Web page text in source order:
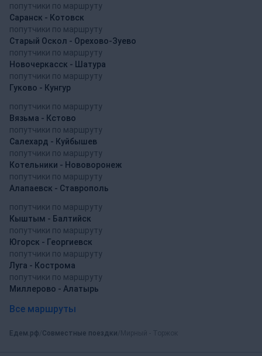
попутчики по маршруту
Саранск - Котовск
попутчики по маршруту
Старый Оскол - Орехово-Зуево
попутчики по маршруту
Новочеркасск - Шатура
попутчики по маршруту
Гуково - Кунгур
попутчики по маршруту
Вязьма - Кстово
попутчики по маршруту
Салехард - Куйбышев
попутчики по маршруту
Котельники - Нововоронеж
попутчики по маршруту
Алапаевск - Ставрополь
попутчики по маршруту
Кыштым - Балтийск
попутчики по маршруту
Югорск - Георгиевск
попутчики по маршруту
Луга - Кострома
попутчики по маршруту
Миллерово - Алатырь
Все маршруты
Едем.рф Совместные поездки